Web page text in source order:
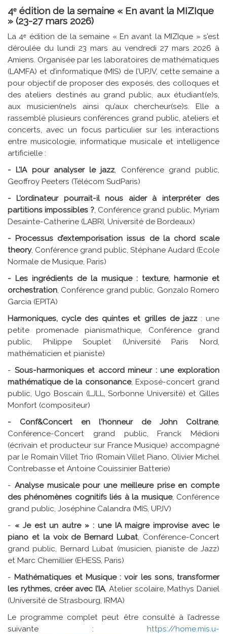
4ᵉ édition de la semaine « En avant la MIZIque
» (23-27 mars 2026)
La 4ᵉ édition de la semaine « En avant la MIZIque » s’est
déroulée du lundi 23 mars au vendredi 27 mars 2026 à
Amiens. Organisée par les laboratoires de mathématiques
(LAMFA) et d’informatique (MIS) de l’UPJV, cette semaine a
pour objectif de proposer des exposés, des colloques et
des ateliers destinés au grand public, aux étudiant(e)s,
aux musicien(ne)s ainsi qu’aux chercheur(se)s. Elle a
rassemblé plusieurs conférences grand public, ateliers et
concerts, avec un focus particulier sur les interactions
entre musicologie, informatique musicale et intelligence
artificielle :
- L'IA pour analyser le jazz, Conférence grand public,
Geoffroy Peeters (Télécom SudParis)
- L'ordinateur pourrait-il nous aider à interpréter des
partitions impossibles ?, Conférence grand public, Myriam
Desainte-Catherine (LABRI, Université de Bordeaux)
- Processus d’extemporisation issus de la chord scale
theory, Conférence grand public, Stéphane Audard (Ecole
Normale de Musique, Paris)
- Les ingrédients de la musique : texture, harmonie et
orchestration, Conférence grand public, Gonzalo Romero
Garcia (EPITA)
Harmoniques, cycle des quintes et grilles de jazz: une
petite promenade pianismathique, Conférence grand
public, Philippe Souplet (Université Paris Nord,
mathématicien et pianiste)
- Sous-harmoniques et accord mineur : une exploration
mathématique de la consonance, Exposé-concert grand
public, Ugo Boscain (LJLL, Sorbonne Université) et Gilles
Monfort (compositeur)
- Conf&Concert en l'honneur de John Coltrane,
Conférence-Concert grand public, Franck Médioni
(écrivain et producteur sur France Musique) accompagné
par le Romain Villet Trio (Romain Villet Piano, Olivier Michel
Contrebasse et Antoine Couissinier Batterie)
- Analyse musicale pour une meilleure prise en compte
des phénomènes cognitifs liés à la musique, Conférence
grand public, Joséphine Calandra (MIS, UPJV)
- « Je est un autre » : une IA maigre improvise avec le
piano et la voix de Bernard Lubat, Conférence-Concert
grand public, Bernard Lubat (musicien, pianiste de Jazz)
et Marc Chemillier (EHESS, Paris)
- Mathématiques et Musique : voir les sons, transformer
les rythmes, créer avec l’IA, Atelier scolaire, Mathys Daniel
(Université de Strasbourg, IRMA)
Le programme complet peut être consulté à l’adresse
suivante : https://home.mis.u-